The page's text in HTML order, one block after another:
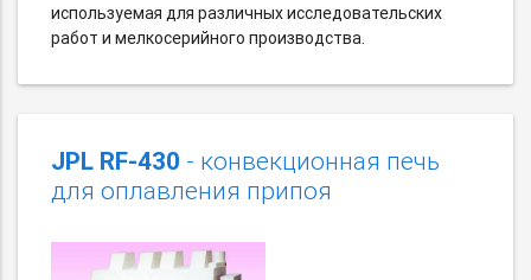
используемая для различных исследовательских
работ и мелкосерийного производства.
JPL RF-430 - конвекционная печь
для оплавления припоя